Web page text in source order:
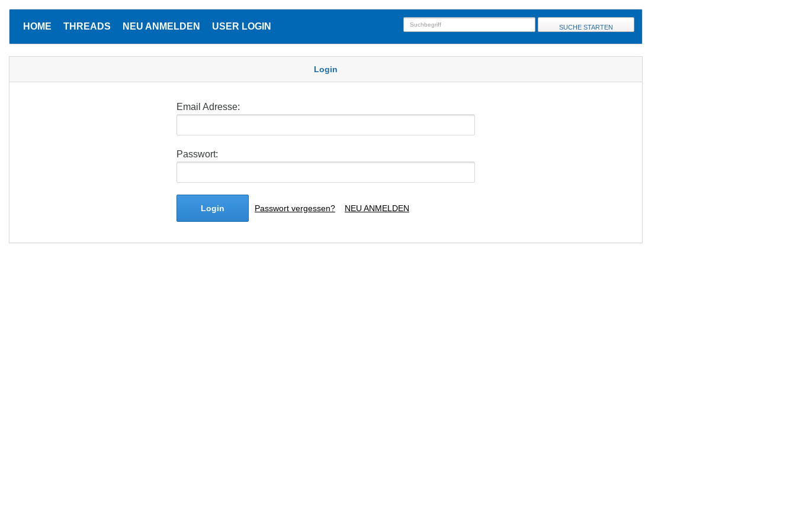
HOME THREADS NEU ANMELDEN USER LOGIN SUCHE STARTEN
Login
Email Adresse:
Passwort:
Login Passwort vergessen? NEU ANMELDEN